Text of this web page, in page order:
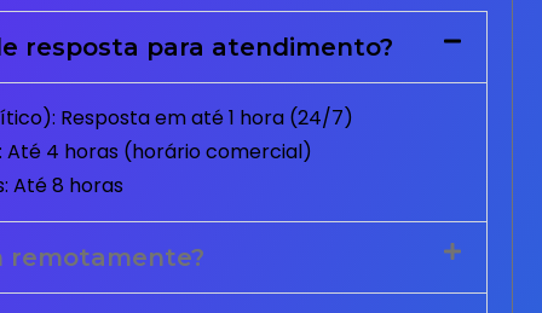
resposta para atendimento?
Resposta em até 1 hora (24/7)
Até 4 horas (horário comercial)
Até 8 horas
remotamente?